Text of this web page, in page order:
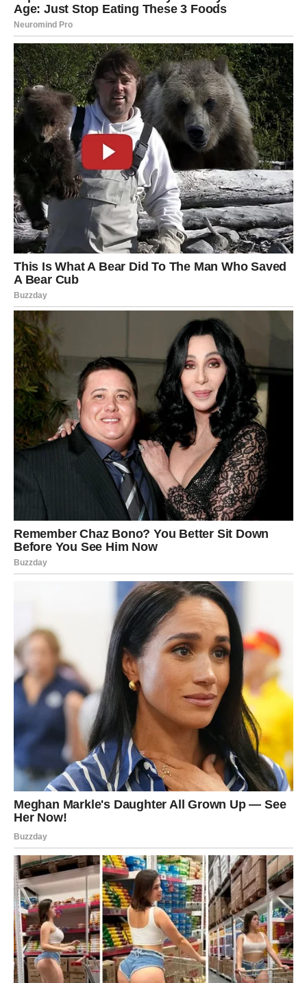
Ništa više neće ostati skriveno
Pred vama su veoma intenzivni trenuci.
RAK
Rakovi su među znakovima koji će narednih 48 sati
najjače osjetiti djelovanje sudbine.
Poslije mnogo emotivnih dilema dolazi trenutak koji vam
vraća vjeru u ljubav i sreću.
Univerzum vam šalje znak koji ne
možete ignorisati
Pred vama su veoma nježni i važni trenuci.
LAV
Lavovima dolazi velika poslovna ili finansijska prilika.
Sve ono što ste dugo čekali sada konačno počinje dolaziti
na svoje mjesto.
Zvijezde vam otvaraju vrata
uspjeha
Pred vama su veoma snažni trenuci.
DJEVICA
Pred vama su dani tokom kojih ćete jasno vidjeti kome
možete vjerovati.
Jedna istina sada vam donosi veliko olakšanje.
Intuicija vam pokazuje ono što
ste odbijali vidjeti
Pred vama su veoma posebni trenuci.